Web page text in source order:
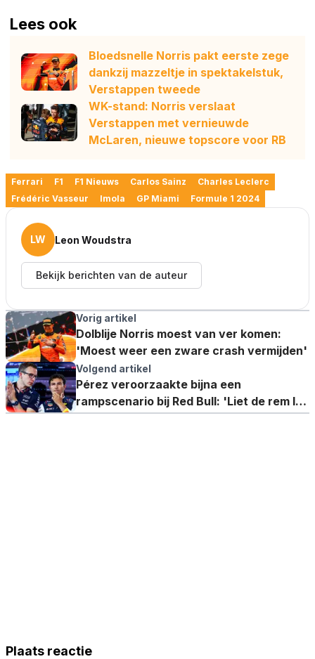
Lees ook
Bloedsnelle Norris pakt eerste zege
dankzij mazzeltje in spektakelstuk,
Verstappen tweede
WK-stand: Norris verslaat
Verstappen met vernieuwde
McLaren, nieuwe topscore voor RB
Ferrari F1 F1 Nieuws Carlos Sainz
Charles Leclerc
Frédéric Vasseur
Imola GP Miami Formule 1 2024
LW Leon Woudstra
Bekijk berichten van de auteur
Vorig artikel
Dolblije Norris moest van ver komen:
'Moest weer een zware crash vermijden'
Volgend artikel
Pérez veroorzaakte bijna een
rampscenario bij Red Bull: 'Liet de rem los
om Verstappen niet te raken'
Plaats reactie